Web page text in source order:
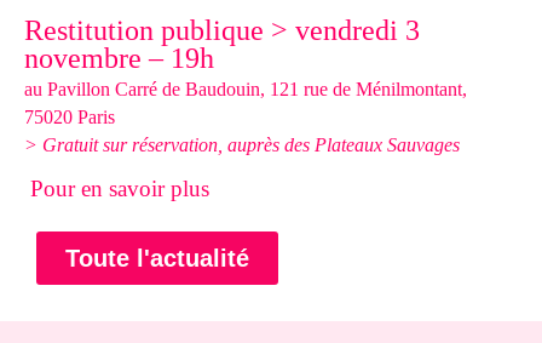
Restitution publique > vendredi 3
novembre – 19h
au Pavillon Carré de Baudouin, 121 rue de Ménilmontant,
75020 Paris
> Gratuit sur réservation, auprès des Plateaux Sauvages
Pour en savoir plus
Toute l'actualité